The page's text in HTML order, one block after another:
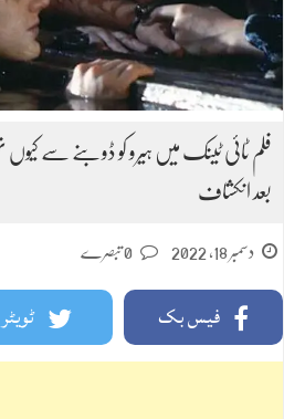
بعد انکشاف
دسمبر 18, 2022
فیس بک ٹویٹر